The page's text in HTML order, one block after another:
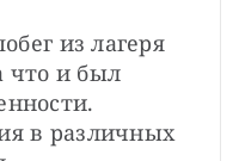
из лагеря
что и был
в различных